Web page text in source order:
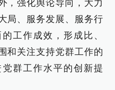
，强化舆论导向，大力
局、服务发展、服务行
工作成效，形成比、
和关注支持党群工作的
群工作水平的创新提